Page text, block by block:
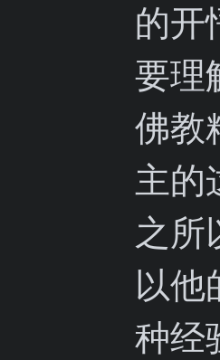
的开
要理
佛教
主
之所
以他
种经